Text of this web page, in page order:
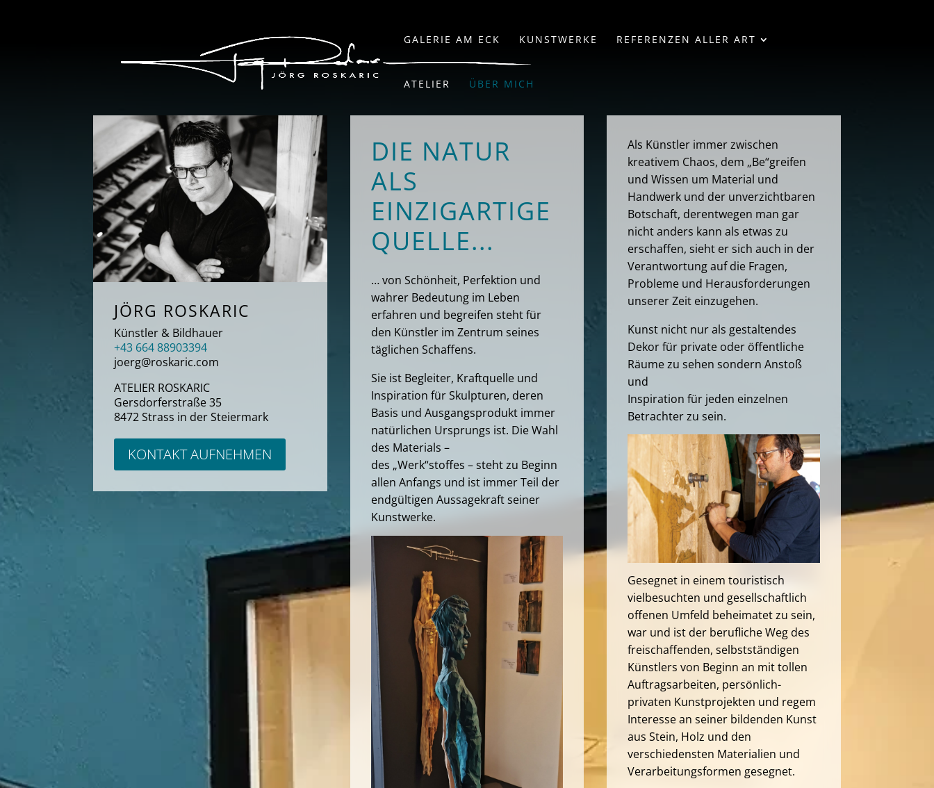
GALERIE AM ECK KUNSTWERKE REFERENZEN ALLER ART
ATELIER ÜBER MICH
JÖRG ROSKARIC
Künstler & Bildhauer
+43 664 88903394
joerg@roskaric.com
ATELIER ROSKARIC
Gersdorferstraße 35
8472 Strass in der Steiermark
KONTAKT AUFNEHMEN
DIE NATUR
ALS
EINZIGARTIGE
QUELLE...
… von Schönheit, Perfektion und
wahrer Bedeutung im Leben
erfahren und begreifen steht für
den Künstler im Zentrum seines
täglichen Schaffens.
Sie ist Begleiter, Kraftquelle und
Inspiration für Skulpturen, deren
Basis und Ausgangsprodukt immer
natürlichen Ursprungs ist. Die Wahl
des Materials –
des „Werk“stoffes – steht zu Beginn
allen Anfangs und ist immer Teil der
endgültigen Aussagekraft seiner
Kunstwerke.
Als Künstler immer zwischen
kreativem Chaos, dem „Be“greifen
und Wissen um Material und
Handwerk und der unverzichtbaren
Botschaft, derentwegen man gar
nicht anders kann als etwas zu
erschaffen, sieht er sich auch in der
Verantwortung auf die Fragen,
Probleme und Herausforderungen
unserer Zeit einzugehen.
Kunst nicht nur als gestaltendes
Dekor für private oder öffentliche
Räume zu sehen sondern Anstoß
und
Inspiration für jeden einzelnen
Betrachter zu sein.
Gesegnet in einem touristisch
vielbesuchten und gesellschaftlich
offenen Umfeld beheimatet zu sein,
war und ist der berufliche Weg des
freischaffenden, selbstständigen
Künstlers von Beginn an mit tollen
Auftragsarbeiten, persönlich-
privaten Kunstprojekten und regem
Interesse an seiner bildenden Kunst
aus Stein, Holz und den
verschiedensten Materialien und
Verarbeitungsformen gesegnet.